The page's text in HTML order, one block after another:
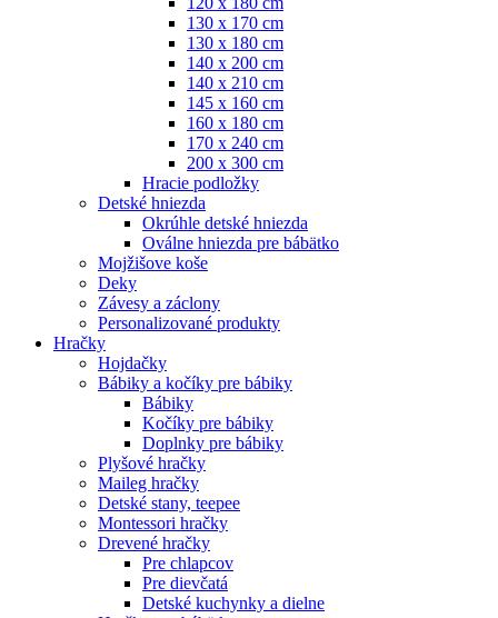
130 x 170 cm
130 x 180 cm
140 x 200 cm
140 x 210 cm
145 x 160 cm
160 x 180 cm
170 x 240 cm
200 x 300 cm
Hracie podložky
Detské hniezda
Okrúhle detské hniezda
Oválne hniezda pre bábätko
Mojžišove koše
Deky
Závesy a záclony
Personalizované produkty
Hračky
Hojdačky
Bábiky a kočíky pre bábiky
Bábiky
Kočíky pre bábiky
Doplnky pre bábiky
Plyšové hračky
Maileg hračky
Detské stany, teepee
Montessori hračky
Drevené hračky
Pre chlapcov
Pre dievčatá
Detské kuchynky a dielne